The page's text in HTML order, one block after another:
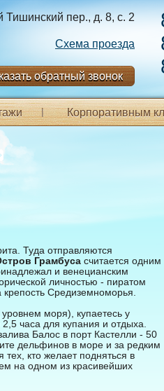
Тишинский пер., д. 8, с. 2
Схема проезда
обратный звонок
Корпоративным
Туда отправляются
Грамбуса считается одним
и венецианским
личностью - пиратом
Средиземноморья.
моря), купаетесь у
часа для купания и отдыха.
Балос в порт Кастелли - 50
дельфинов в море и за редким
кто желает подняться в
на одном из красивейших